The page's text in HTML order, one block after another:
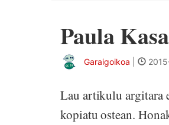
Paula
Garaigoikoa
Lau artikulu argitara
kopiatu ostean.